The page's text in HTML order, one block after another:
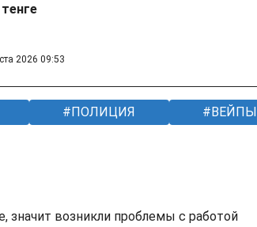
2026 09:53
ПОЛИЦИЯ ВЕЙПЫ
значит возникли проблемы с работой